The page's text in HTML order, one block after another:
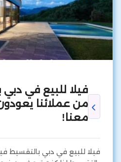
من عملائنا
معنا!
فيلا للبيع في دبي بالتقسيط